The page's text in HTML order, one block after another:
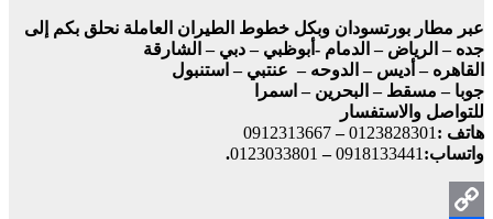
عبر مطار بورتسودان وبكل خطوط الطيران العاملة نحلق بكم إلى
جده – الرياض – الدمام -أبوظبي – دبي – الشارقة
القاهره – أديس – الدوحه – عنتبي – استنبول
جوبا – مسقط – البحرين – اسمرا
للتواصل والاستفسار
هاتف : 0123828301
–
0912313667
واتساب: 0918133441
–
0123033801
.